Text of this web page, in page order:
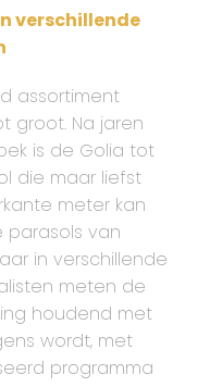
verschillende
assortiment
groot. Na jaren
is de Golia tot
die maar liefst
meter kan
parasols van
in verschillende
meten de
houdend met
wordt, met
programma